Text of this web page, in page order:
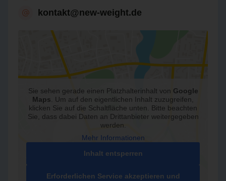
kontakt@new-weight.de
Sie sehen gerade einen Platzhalterinhalt von Google
Maps. Um auf den eigentlichen Inhalt zuzugreifen,
klicken Sie auf die Schaltfläche unten. Bitte beachten
Sie, dass dabei Daten an Drittanbieter weitergegeben
werden.
Mehr Informationen
Inhalt entsperren
Erforderlichen Service akzeptieren und